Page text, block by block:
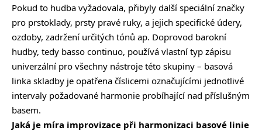
Pokud to hudba vyžadovala, přibyly další speciální značky
pro prstoklady, prsty pravé ruky, a jejich specifické údery,
ozdoby, zadržení určitých tónů ap. Doprovod barokní
hudby, tedy basso continuo, používá vlastní typ zápisu
univerzální pro všechny nástroje této skupiny – basová
linka skladby je opatřena číslicemi označujícími jednotlivé
intervaly požadované harmonie probíhající nad příslušným
basem.
Jaká je míra improvizace při harmonizaci basové linie